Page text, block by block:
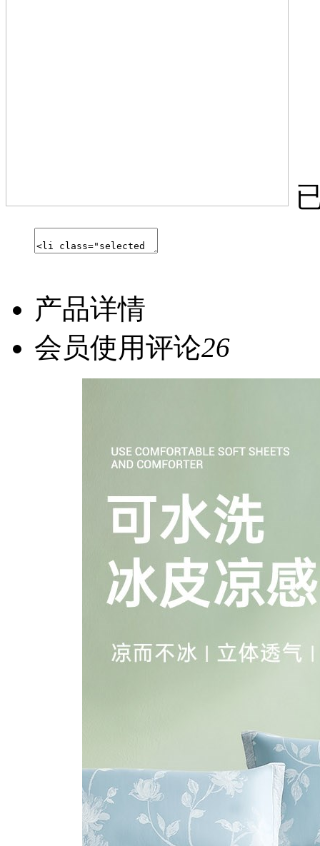
产品详情
会员使用评论26